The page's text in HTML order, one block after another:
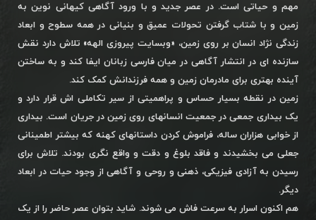
مهم و حیاتی است. در عصر جدید و با ورود آگاهی کیهانی نوین به
زمین و با شتاب گرفتن تحولات عمیق و بنیانی در همه سطوح و ابعاد
زندگی نژاد انسان بر روی زمین، «وبسایت پیروزی الهه» تلاش دارد نقش
سازنده ای در انتشار آگاهی در میان فارسی زبانان ایفا کند و به ساختن
آینده بهتری برای مادرمان زمین و همه فرزندانش کمک کند.
زمین در نقطه بسیار حساس و پراهمیتی از سیر تکاملی اش قرار دارد و
یک بیداری جمعی در جمعیت انسانهای روی زمین در جریان است. بیداری
از خوابی هزاران ساله، فراموش کردن داستانهای کهنه که بیشتر اطمینانی
جعلی می بخشیدند و فاقد بلوغ و دقت و واقع نگری بودند. تلاش برای
رسیدن به آزادی فیزیکی، ذهنی و روحی و آگاهی از وجود حیات در ابعاد
دیگر.
هم اکنون اسرار به سرعت فاش می شوند. شاید بتوان عصر حاضر را از یک